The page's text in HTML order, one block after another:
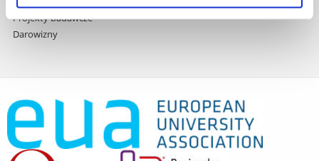
Projekty badawcze
Darowizny